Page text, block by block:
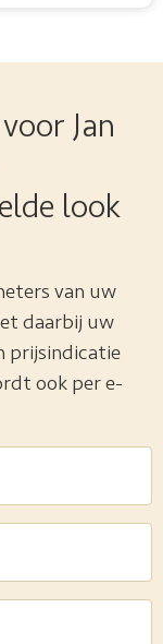
Jan
look
van uw
daarbij uw
prijsindicatie
ook per e-